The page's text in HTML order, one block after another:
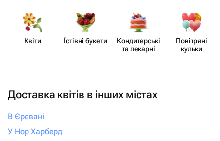
Квіти Їстівні букети
Кондит​ерські
та пекарні
Повітряні
кульки
Доставка квітів в інших містах
В Єревані
У Нор Харберд